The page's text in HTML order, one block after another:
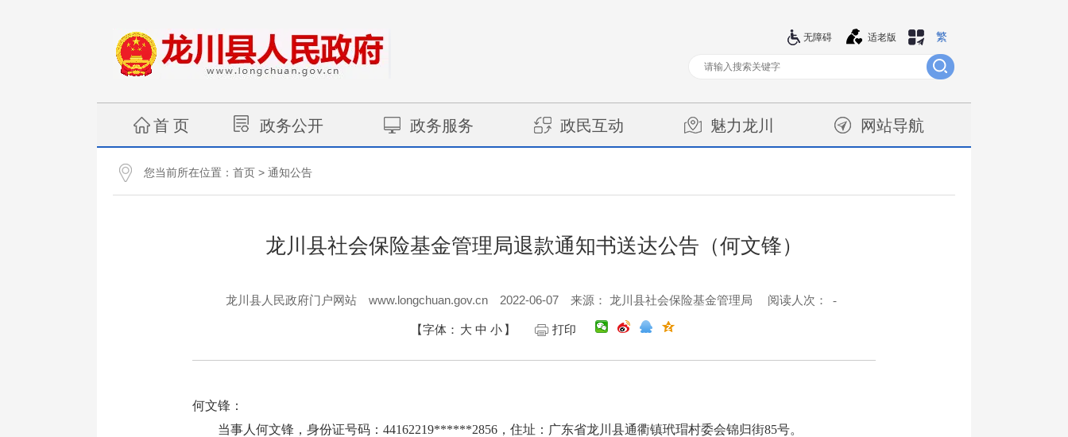
繁
适老版
无障碍
首 页 政务公开 政务服务 政民互动 魅力龙川 网站导航
您当前所在位置： 首页 > 通知公告
龙川县社会保险基金管理局退款通知书送达公告（何文锋）
龙川县人民政府门户网站 www.longchuan.gov.cn 2022-06-07 来源： 龙川县社会保险基金管理局 阅读人次： -
【字体： 大 中 小 】 打印
何文锋：
当事人何文锋，身份证号码：44162219******2856，住址：广东省龙川县通衢镇玳瑁村委会锦归街85号。